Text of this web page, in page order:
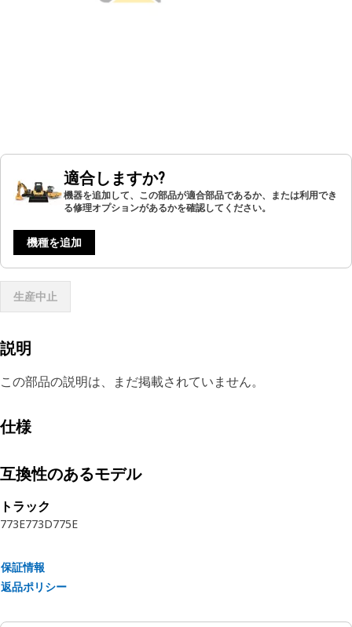
適合しますか?
機器を追加して、この部品が適合部品であるか、または利用でき
る修理オプションがあるかを確認してください。
機種を追加
生産中止
説明
この部品の説明は、まだ掲載されていません。
仕様
互換性のあるモデル
トラック
773E773D775E
保証情報
返品ポリシー